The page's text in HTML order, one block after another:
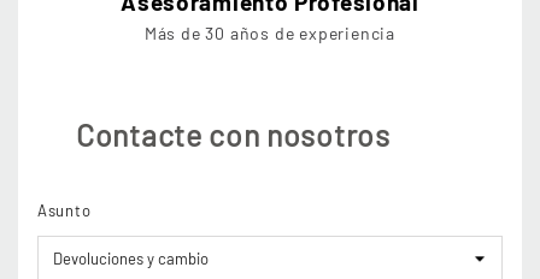
Más de 30 años de experiencia
Contacte con nosotros
Asunto